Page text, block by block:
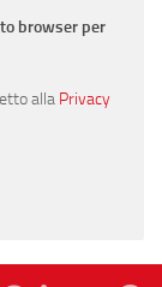
browser per
alla Privacy